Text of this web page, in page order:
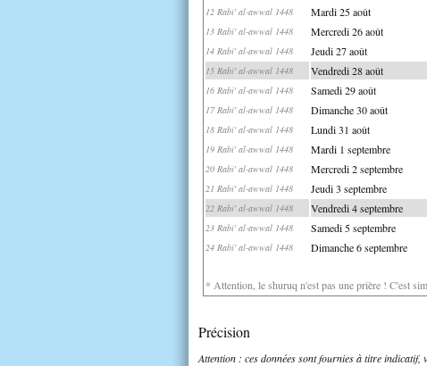
12 Rabi' al-awwal 1448 Mardi 25 août
13 Rabi' al-awwal 1448 Mercredi 26 août
14 Rabi' al-awwal 1448 Jeudi 27 août
15 Rabi' al-awwal 1448 Vendredi 28 août
16 Rabi' al-awwal 1448 Samedi 29 août
17 Rabi' al-awwal 1448 Dimanche 30 août
18 Rabi' al-awwal 1448 Lundi 31 août
19 Rabi' al-awwal 1448 Mardi 1 septembre
20 Rabi' al-awwal 1448 Mercredi 2 septembre
21 Rabi' al-awwal 1448 Jeudi 3 septembre
22 Rabi' al-awwal 1448 Vendredi 4 septembre
23 Rabi' al-awwal 1448 Samedi 5 septembre
24 Rabi' al-awwal 1448 Dimanche 6 septembre
* Attention, le shuruq n'est pas une prière ! C'est
Précision
Attention : ces données sont fournies à titre indicatif,